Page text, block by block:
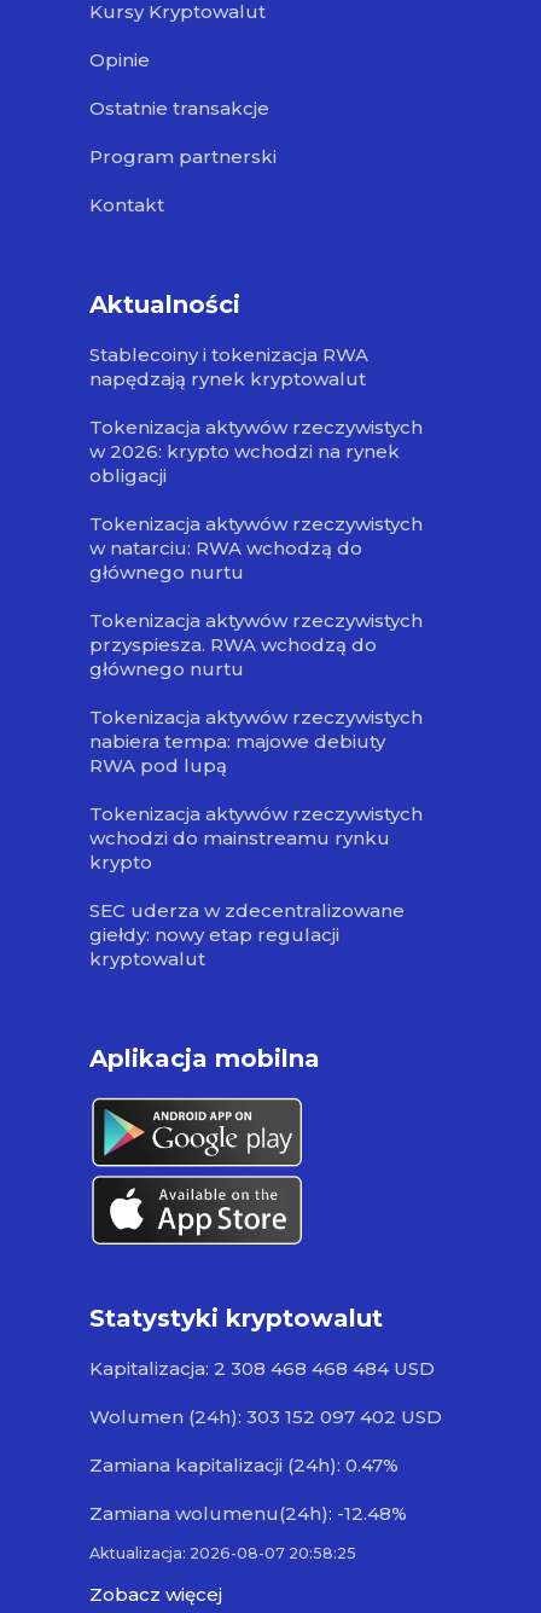
Kursy Kryptowalut
Opinie
Ostatnie transakcje
Program partnerski
Kontakt
Aktualności
Stablecoiny i tokenizacja RWA
napędzają rynek kryptowalut
Tokenizacja aktywów rzeczywistych
w 2026: krypto wchodzi na rynek
obligacji
Tokenizacja aktywów rzeczywistych
w natarciu: RWA wchodzą do
głównego nurtu
Tokenizacja aktywów rzeczywistych
przyspiesza. RWA wchodzą do
głównego nurtu
Tokenizacja aktywów rzeczywistych
nabiera tempa: majowe debiuty
RWA pod lupą
Tokenizacja aktywów rzeczywistych
wchodzi do mainstreamu rynku
krypto
SEC uderza w zdecentralizowane
giełdy: nowy etap regulacji
kryptowalut
Aplikacja mobilna
Statystyki kryptowalut
Kapitalizacja: 2 308 468 468 484 USD
Wolumen (24h): 303 152 097 402 USD
Zamiana kapitalizacji (24h): 0.47%
Zamiana wolumenu(24h): -12.48%
Aktualizacja: 2026-08-07 20:58:25
Zobacz więcej